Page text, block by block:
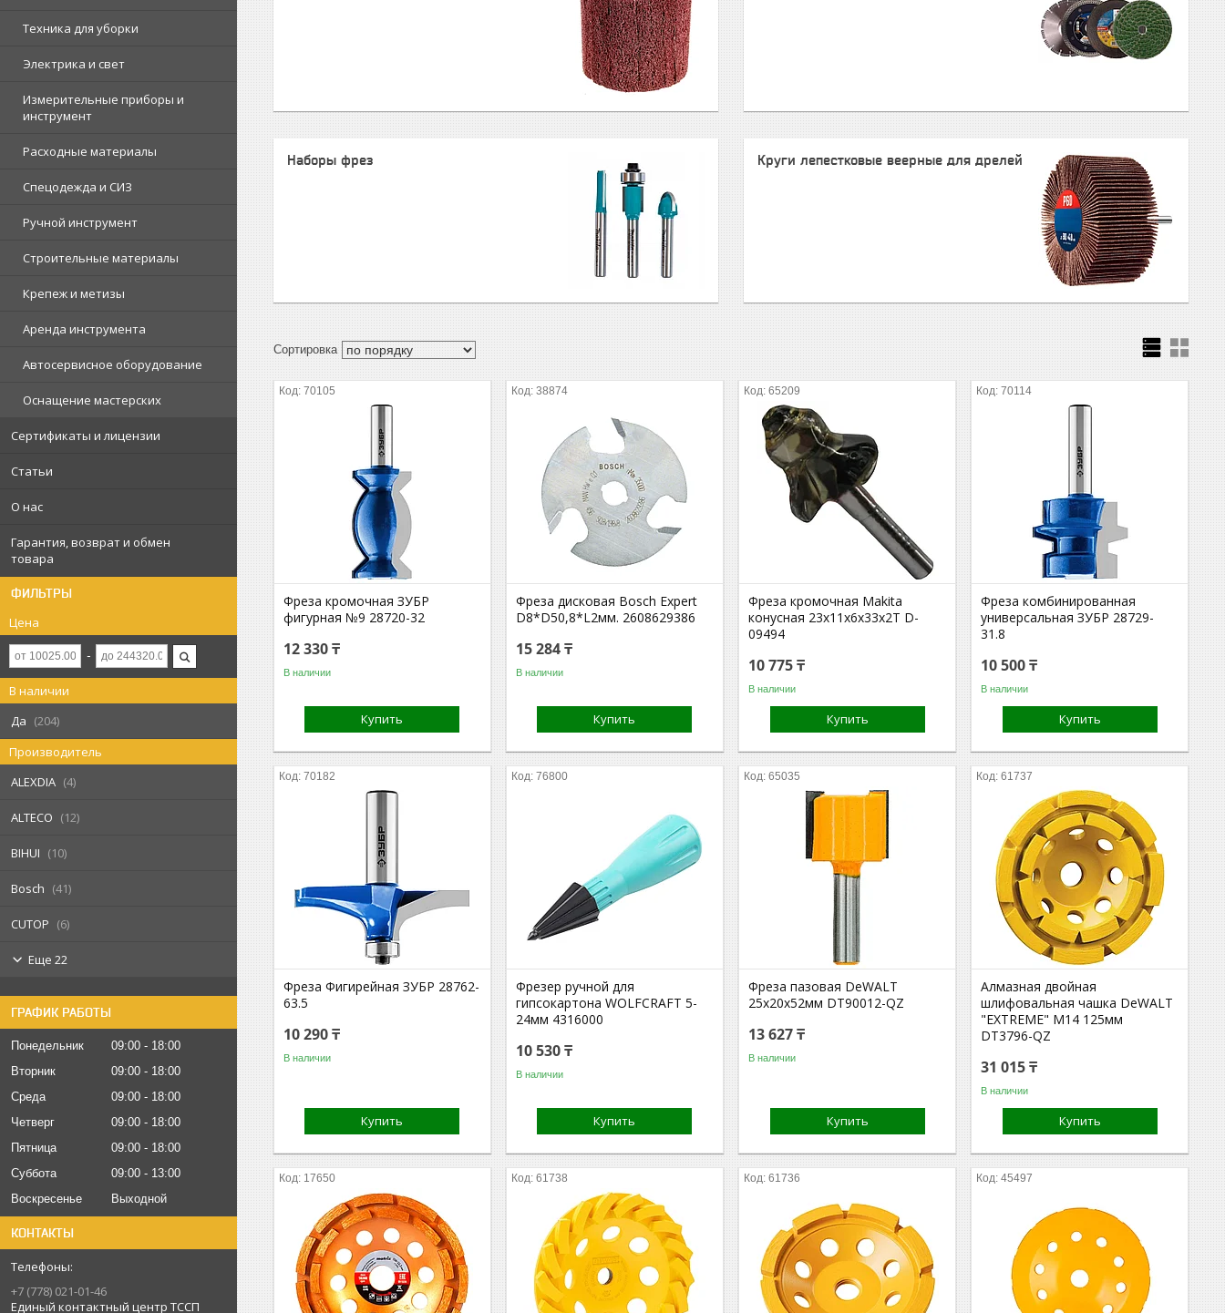
Техника для уборки
Электрика и свет
Измерительные приборы и
инструмент
Расходные материалы
Спецодежда и СИЗ
Ручной инструмент
Строительные материалы
Крепеж и метизы
Аренда инструмента
Автосервисное оборудование
Оснащение мастерских
Сертификаты и лицензии
Статьи
О нас
Гарантия, возврат и обмен
товара
ФИЛЬТРЫ
Цена
В наличии
Да
204
Производитель
ALEXDIA
4
ALTECO 12
BIHUI 10
Bosch 41
CUTOP 6
Еще 22
ГРАФИК РАБОТЫ
Понедельник 09:00
18:00
Вторник
09:00
18:00
Среда
09:00
18:00
Четверг
09:00
18:00
Пятница
09:00
18:00
Суббота
09:00
13:00
Воскресенье
Выходной
КОНТАКТЫ
+7 (778) 021-01-46
Единый контактный центр ТССП
Наборы фрез Круги лепестковые веерные для дрелей
70105
Фреза кромочная ЗУБР
фигурная №9 28720-32
12 330 ₸
В наличии
Купить
38874
Фреза дисковая Bosch Expert
D8*D50,8*L2мм. 2608629386
15 284 ₸
В наличии
Купить
65209
Фреза кромочная Makita
конусная 23х11х6х33х2Т D-
09494
10 775 ₸
В наличии
Купить
70114
Фреза комбинированная
универсальная ЗУБР 28729-
31.8
10 500 ₸
В наличии
Купить
70182
Фреза Фигирейная ЗУБР 28762-
63.5
10 290 ₸
В наличии
Купить
76800
Фрезер ручной для
гипсокартона WOLFCRAFT 5-
24мм 4316000
10 530 ₸
В наличии
Купить
65035
Фреза пазовая DeWALT
25x20x52мм DT90012-QZ
13 627 ₸
В наличии
Купить
61737
Алмазная двойная
шлифовальная чашка DeWALT
"EXTREME" М14 125мм
DT3796-QZ
31 015 ₸
В наличии
Купить
17650 61738 61736 45497